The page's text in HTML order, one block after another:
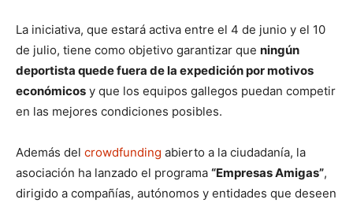
La iniciativa, que estará activa entre el 4 de junio y el 10
de julio, tiene como objetivo garantizar que ningún
deportista quede fuera de la expedición por motivos
económicos y que los equipos gallegos puedan competir
en las mejores condiciones posibles.
Además del crowdfunding abierto a la ciudadanía, la
asociación ha lanzado el programa “Empresas Amigas”,
dirigido a compañías, autónomos y entidades que deseen